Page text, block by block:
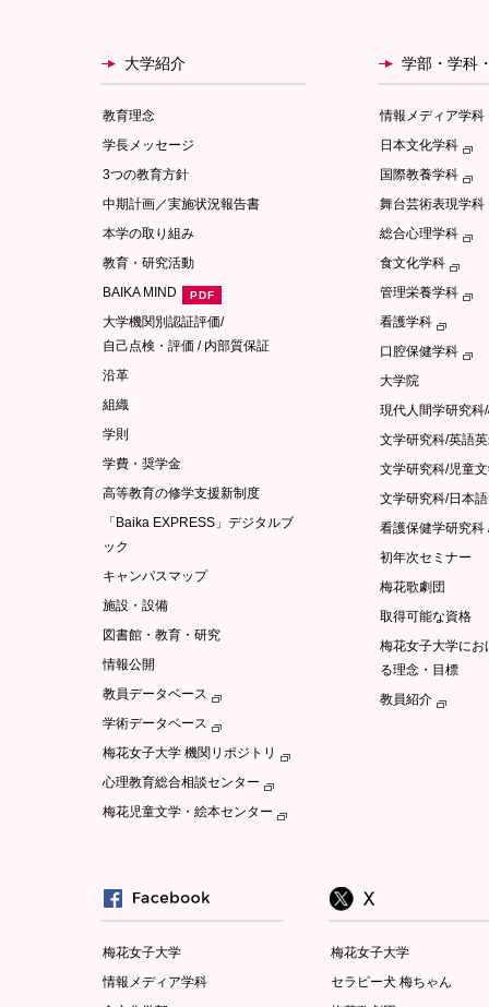
大学紹介
教育理念
学長メッセージ
3つの教育方針
中期計画／実施状況報告書
本学の取り組み
教育・研究活動
BAIKA MIND
大学機関別認証評価/
自己点検・評価 / 内部質保証
沿革
組織
学則
学費・奨学金
高等教育の修学支援新制度
「Baika EXPRESS」デジタルブ
ック
キャンパスマップ
施設・設備
図書館・教育・研究
情報公開
教員データベース
学術データベース
梅花女子大学 機関リポジトリ
心理教育総合相談センター
梅花児童文学・絵本センター
学部・学科
情報メディア学科
日本文化学科
国際教養学科
舞台芸術表現学科
総合心理学科
食文化学科
管理栄養学科
看護学科
口腔保健学科
大学院
現代人間学研究科
文学研究科/英語
文学研究科/児童
文学研究科/日本
看護保健学研究科
初年次セミナー
梅花歌劇団
取得可能な資格
梅花女子大学に
る理念・目標
教員紹介
梅花女子大学
情報メディア学科
梅花女子大学
セラピー犬 梅ちゃん